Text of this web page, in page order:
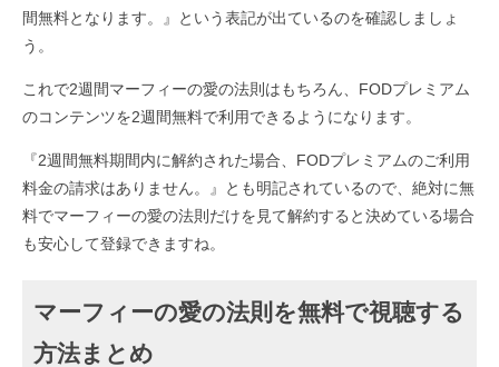
間無料となります。』という表記が出ているのを確認しましょ
う。
これで2週間マーフィーの愛の法則はもちろん、FODプレミアム
のコンテンツを2週間無料で利用できるようになります。
『2週間無料期間内に解約された場合、FODプレミアムのご利用
料金の請求はありません。』とも明記されているので、絶対に無
料でマーフィーの愛の法則だけを見て解約すると決めている場合
も安心して登録できますね。
マーフィーの愛の法則を無料で視聴する
方法まとめ